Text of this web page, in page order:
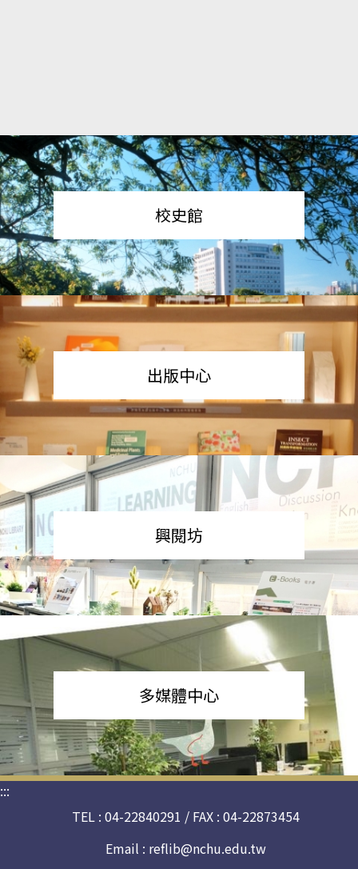
校史館
出版中心
興閱坊
多媒體中心
:::
TEL : 04-22840291 / FAX : 04-22873454
Email : reflib@nchu.edu.tw